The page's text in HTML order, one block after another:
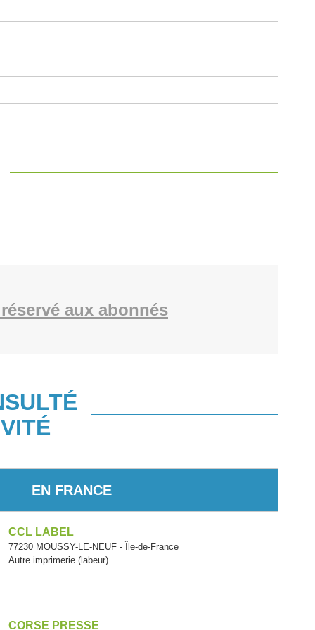
aux abonnés
EN FRANCE
CCL LABEL
77230 MOUSSY-LE-NEUF - Île-de-France
Autre imprimerie (labeur)
CORSE PRESSE